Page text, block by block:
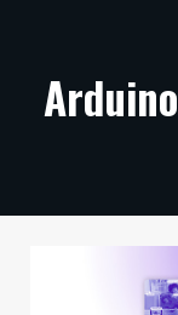
ARTIKKELIT
TECHBBS
Arduino